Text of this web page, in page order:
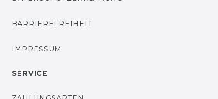
BARRIEREFREIHEIT
IMPRESSUM
SERVICE